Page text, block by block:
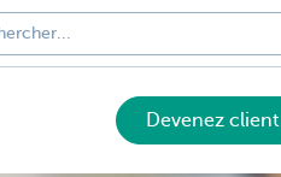
Devenez client